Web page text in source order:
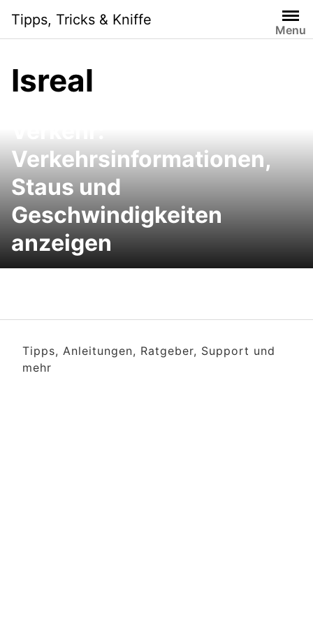
content
Tipps, Tricks & Kniffe
Menu
Isreal
Verkehrsinformationen,
Staus und
Geschwindigkeiten
anzeigen
Tipps, Anleitungen, Ratgeber, Support und
mehr